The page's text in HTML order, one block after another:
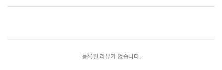
등록된 리뷰가 없습니다.